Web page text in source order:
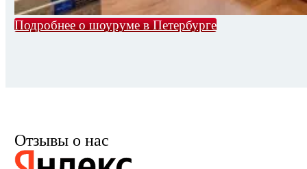
Подробнее о шоуруме в Петербурге
Отзывы о нас